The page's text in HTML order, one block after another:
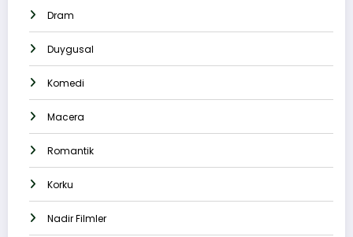
Dram
Duygusal
Komedi
Macera
Romantik
Korku
Nadir Filmler